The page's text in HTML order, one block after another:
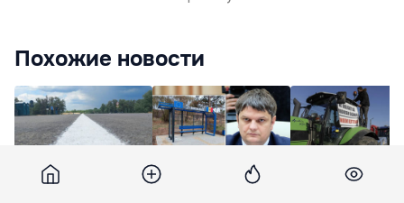
Похожие новости
Строительство
Спыну: На
Фермеры